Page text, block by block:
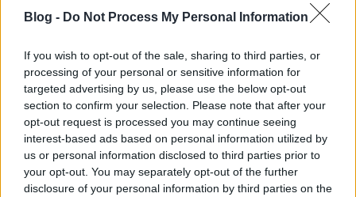
Blog - Do Not Process My Personal Information
If you wish to opt-out of the sale, sharing to third parties, or
processing of your personal or sensitive information for
targeted advertising by us, please use the below opt-out
section to confirm your selection. Please note that after your
opt-out request is processed you may continue seeing
interest-based ads based on personal information utilized by
us or personal information disclosed to third parties prior to
your opt-out. You may separately opt-out of the further
disclosure of your personal information by third parties on the
wice
17 éve
korrektura
"sajnos ezek a szakok (a kozepiskolak, es plane az
altalanos iskolak)" -> "sajnos ezek a szakok (_meg_ a
kozepiskolak, es plane az altalanos iskolak) "